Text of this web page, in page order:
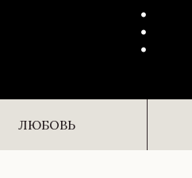
.
.
TITLE:
ЛЮБОВЬ